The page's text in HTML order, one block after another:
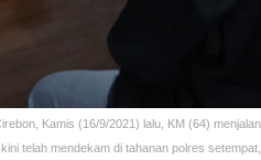
Kamis (16/9/2021) lalu, KM (64)
telah mendekam di tahanan polres